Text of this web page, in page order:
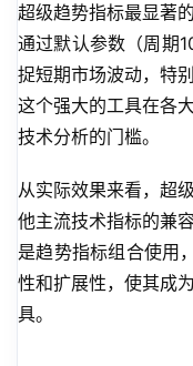
超级趋势指标最显著
通过默认参数（周期
捉短期市场波动，特
这个强大的工具在各
技术分析的门槛。
从实际效果来看，超
他主流技术指标的兼
是趋势指标组合使用
性和扩展性，使其成
具。